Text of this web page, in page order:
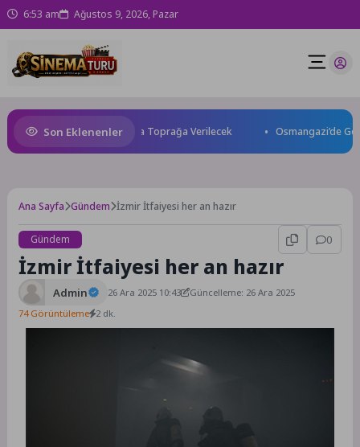
6:53 am Ağustos 9, 2026, Pazar
Son Eklenenler
Kuzey Makedonya’da Toprağa Verilecek Osmangazi’de
Ana Sayfa Gündem İzmir İtfaiyesi her an hazır
Gündem 0
İzmir İtfaiyesi her an hazır
Admin 26 Ara 2025 10:43
Güncelleme: 26 Ara 2025
74 Görüntüleme 2 dk.